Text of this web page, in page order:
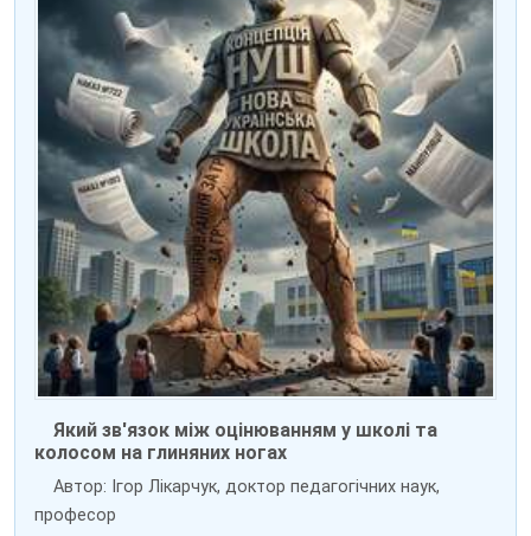
Який зв'язок між оцінюванням у школі та
колосом на глиняних ногах
Автор: Ігор Лікарчук, доктор педагогічних наук,
професор